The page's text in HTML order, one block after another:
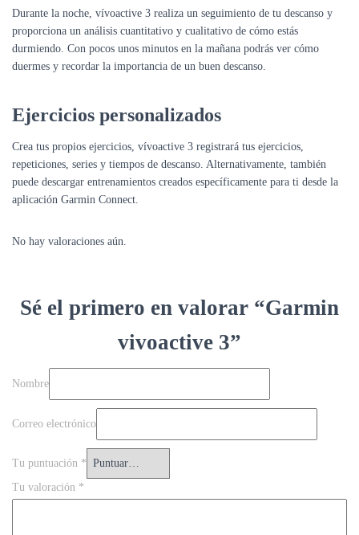
Durante la noche, vívoactive 3 realiza un seguimiento de tu descanso y
proporciona un análisis cuantitativo y cualitativo de cómo estás
durmiendo. Con pocos unos minutos en la mañana podrás ver cómo
duermes y recordar la importancia de un buen descanso.
Ejercicios personalizados
Crea tus propios ejercicios, vívoactive 3 registrará tus ejercicios,
repeticiones, series y tiempos de descanso. Alternativamente, también
puede descargar entrenamientos creados específicamente para ti desde la
aplicación Garmin Connect.
No hay valoraciones aún.
Sé el primero en valorar “Garmin
vivoactive 3”
Nombre
Correo electrónico
Tu puntuación *
Tu valoración *